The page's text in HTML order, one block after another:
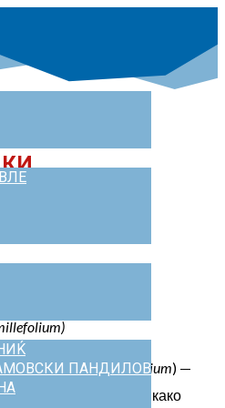
ПАНДИЛОВ
(Аchillea millefolium) —
која е позната и како